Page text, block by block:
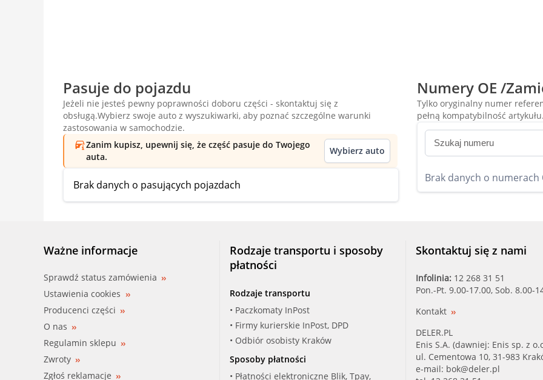
Pasuje do pojazdu
Jeżeli nie jesteś pewny poprawności doboru części - skontaktuj się z
obsługą.Wybierz swoje auto z wyszukiwarki, aby poznać szczególne warunki
zastosowania w samochodzie.
Zanim kupisz, upewnij się, że część pasuje do Twojego
auta.
Wybierz auto
Brak danych o pasujących pojazdach
Numery OE /
Tylko oryginalny numer
pełną kompatybilność artykułu.
Brak danych o numerach
Ważne informacje
Sprawdź status zamówienia
Ustawienia cookies
Producenci części
O nas
Regulamin sklepu
Zwroty
Zgłoś reklamacje
Rodzaje transportu i sposoby
płatności
Rodzaje transportu
• Paczkomaty InPost
• Firmy kurierskie InPost, DPD
• Odbiór osobisty Kraków
Sposoby płatności
• Płatności elektroniczne Blik, Tpay,
Skontaktuj się z nami
Infolinia: 12 268 31 51
Pon.-Pt. 9.00-17.00, Sob. 8.00-
Kontakt
DELER.PL
Enis S.A. (dawniej: Enis sp. z
ul. Cementowa 10, 31-983
e-mail: bok@deler.pl